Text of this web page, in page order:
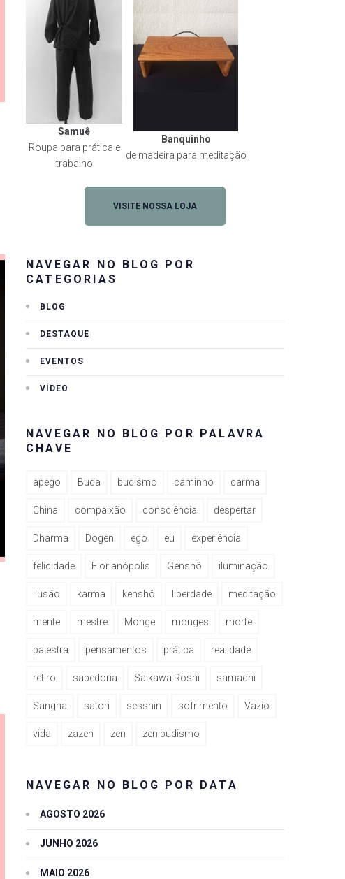
Samuê
Roupa para prática e
trabalho
Banquinho
de madeira para meditação
VISITE NOSSA LOJA
NAVEGAR NO BLOG POR
CATEGORIAS
BLOG
DESTAQUE
EVENTOS
VÍDEO
NAVEGAR NO BLOG POR PALAVRA
CHAVE
apego Buda budismo caminho carma
China compaixão consciência despertar
Dharma Dogen ego eu experiência
felicidade Florianópolis Genshô iluminação
ilusão karma kenshô liberdade meditação
mente mestre Monge monges morte
palestra pensamentos prática realidade
retiro sabedoria Saikawa Roshi samadhi
Sangha satori sesshin sofrimento Vazio
vida zazen zen zen budismo
NAVEGAR NO BLOG POR DATA
AGOSTO 2026
JUNHO 2026
MAIO 2026